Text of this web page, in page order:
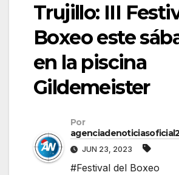
Trujillo: III
Boxeo este
en la piscina
Gildemeister
Por
JUN 23, 2023
#Festival del Boxeo